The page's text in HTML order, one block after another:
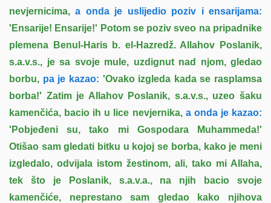
nevjernicima, a onda je uslijedio poziv i ensarijama:
'Ensarije! Ensarije!' Potom se poziv sveo na pripadnike
plemena Benul-Haris b. el-Hazredž. Allahov Poslanik,
s.a.v.s., je sa svoje mule, uzdignut nad njom, gledao
borbu, pa je kazao: 'Ovako izgleda kada se rasplamsa
borba!' Zatim je Allahov Poslanik, s.a.v.s., uzeo šaku
kamenčića, bacio ih u lice nevjernika,a onda je kazao:
'Pobjeđeni su, tako mi Gospodara Muhammeda!'
Otišao sam gledati bitku u kojoj se borba, kako je meni
izgledalo, odvijala istom žestinom, ali, tako mi Allaha,
tek što je Poslanik, s.a.v.a., na njih bacio svoje
kamenčiće, neprestano sam gledao kako njihova